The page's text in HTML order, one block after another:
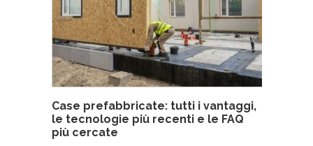
Case prefabbricate: tutti i vantaggi,
le tecnologie più recenti e le FAQ
più cercate